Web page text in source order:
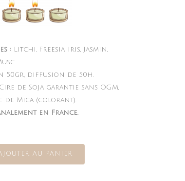
: Litchi, Freesia, Iris, Jasmin,
50gr, diffusion de 50h.
de Soja garantie sans OGM,
de Mica (colorant).
en France.
AU PANIER